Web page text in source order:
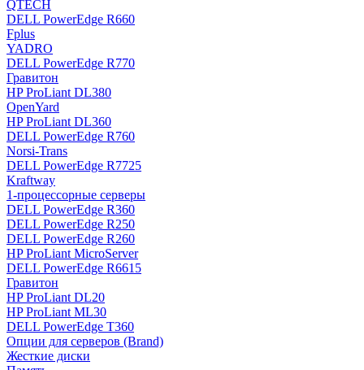
QTECH
DELL PowerEdge R660
Fplus
YADRO
DELL PowerEdge R770
Гравитон
HP ProLiant DL380
OpenYard
HP ProLiant DL360
DELL PowerEdge R760
Norsi-Trans
DELL PowerEdge R7725
Kraftway
1-процессорные серверы
DELL PowerEdge R360
DELL PowerEdge R250
DELL PowerEdge R260
HP ProLiant MicroServer
DELL PowerEdge R6615
Гравитон
HP ProLiant DL20
HP ProLiant ML30
DELL PowerEdge T360
Опции для серверов (Brand)
Жесткие диски